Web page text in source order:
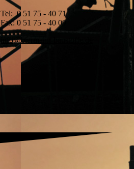
Tel: 0 51 75 - 40 71
Fax: 0 51 75 - 40 09
info@biermann-baustoffe.de